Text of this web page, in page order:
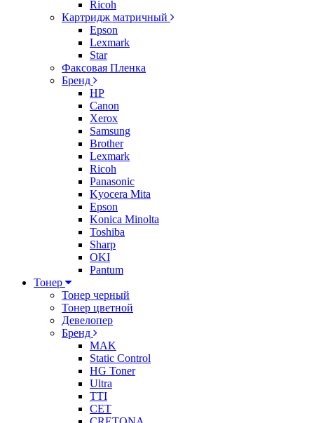
Ricoh
Картридж матричный
Epson
Lexmark
Star
Факсовая Пленка
Бренд
HP
Canon
Xerox
Samsung
Brother
Lexmark
Ricoh
Panasonic
Kyocera Mita
Epson
Konica Minolta
Toshiba
Sharp
OKI
Pantum
Тонер
Тонер черный
Тонер цветной
Девелопер
Бренд
MAK
Static Control
HG Toner
Ultra
TTI
CET